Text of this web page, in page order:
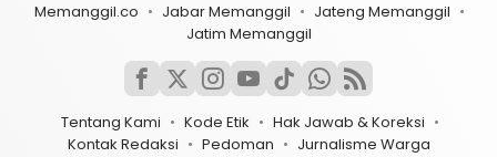
Memanggil.co Jabar Memanggil
Jateng Memanggil
Jatim Memanggil
Tentang Kami Kode Etik
Hak Jawab & Koreksi
Kontak Redaksi
Pedoman Jurnalisme Warga